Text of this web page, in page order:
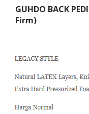
GUHDO BACK
Firm)